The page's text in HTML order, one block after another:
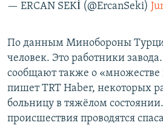
— ERCAN SEKİ (@ErcanSeki)
По данным Минобороны
человек. Это работники
сообщают также о
пишет TRT Haber, некоторых
больницу в тяжёлом
происшествия проводятся